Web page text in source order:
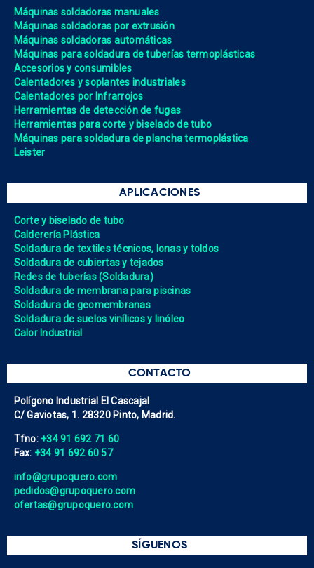
Máquinas soldadoras manuales
Máquinas soldadoras por extrusión
Máquinas soldadoras automáticas
Máquinas para soldadura de tuberías termoplásticas
Accesorios y consumibles
Calentadores y soplantes industriales
Calentadores por Infrarrojos
Herramientas de detección de fugas
Herramientas para corte y biselado de tubo
Máquinas para soldadura de plancha termoplástica
Leister
APLICACIONES
Corte y biselado de tubo
Calderería Plástica
Soldadura de textiles técnicos, lonas y toldos
Soldadura de cubiertas y tejados
Redes de tuberías (Soldadura)
Soldadura de membrana para piscinas
Soldadura de geomembranas
Soldadura de suelos vinílicos y linóleo
Calor Industrial
CONTACTO
Polígono Industrial El Cascajal
C/ Gaviotas, 1. 28320 Pinto, Madrid.
Tfno: +34 91 692 71 60
Fax: +34 91 692 60 57
info@grupoquero.com
pedidos@grupoquero.com
ofertas@grupoquero.com
SÍGUENOS